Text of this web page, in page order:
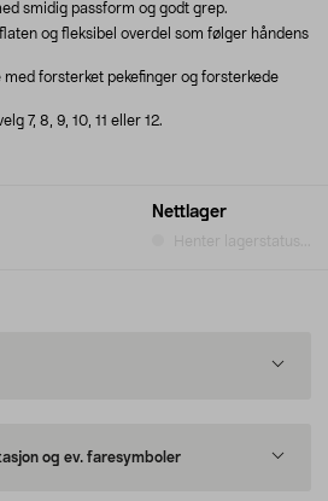
Nettlager
Henter lagerstatus...
smidig passform og godt grep.
og fleksibel overdel som følger håndens
forsterket pekefinger og forsterkede
7, 8, 9, 10, 11 eller 12.
og ev. faresymboler